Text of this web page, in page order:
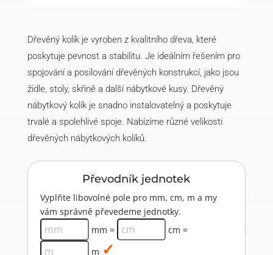
Dřevěný kolík je vyroben z kvalitního dřeva, které
poskytuje pevnost a stabilitu. Je ideálním řešením pro
spojování a posilování dřevěných konstrukcí, jako jsou
židle, stoly, skříně a další nábytkové kusy. Dřevěný
nábytkový kolík je snadno instalovatelný a poskytuje
trvalé a spolehlivé spoje. Nabízíme různé velikosti
dřevěných nábytkových kolíků.
Převodník jednotek
Vyplňte libovolné pole pro mm, cm, m a my
vám správně převedeme jednotky.
mm =
cm =
m